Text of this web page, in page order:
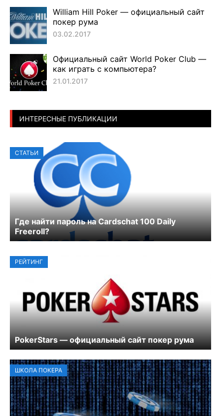
William Hill Poker — официальный сайт
покер рума
03.02.2017
Официальный сайт World Poker Club —
как играть с компьютера?
21.01.2017
ИНТЕРЕСНЫЕ ПУБЛИКАЦИИ
СТАТЬИ
Где найти пароль на Cardschat 100 Daily
Freeroll?
РЕЙТИНГ
PokerStars — официальный сайт покер рума
ШКОЛА ПОКЕРА